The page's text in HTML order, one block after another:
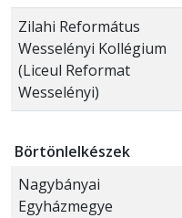
Zilahi Református
Wesselényi Kollégium
(Liceul Reformat
Wesselényi)
Börtönlelkészek
Nagybányai
Egyházmegye